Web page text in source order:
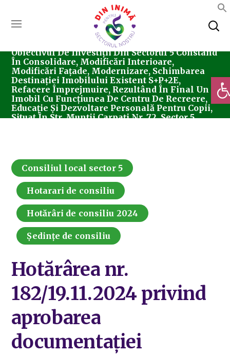
Home Consiliul Local Sector 5
Nr. 182/19.11.2024 Privind Aprobarea
Documentaţiei Tehnico-Economice Pentru
Obiectivul De Investiții Din Sectorul 5 Constând
În Consolidare, Modificări Interioare,
Modificări Fațade, Modernizare, Schimbarea
Destinației Imobilului Existent S+P+2E,
Refacere Împrejmuire, Rezultând În Final Un
Imobil Cu Funcțiunea De Centru De Recreere,
Educație Și Dezvoltare Personală Pentru Copii,
Situat În Str. Munții Carpați Nr. 72, Sector 5,
Consiliul local sector 5
Hotarari de consiliu
Hotărâri de consiliu 2024
Ședințe de consiliu
Hotărârea nr.
182/19.11.2024 privind
aprobarea
documentaţiei